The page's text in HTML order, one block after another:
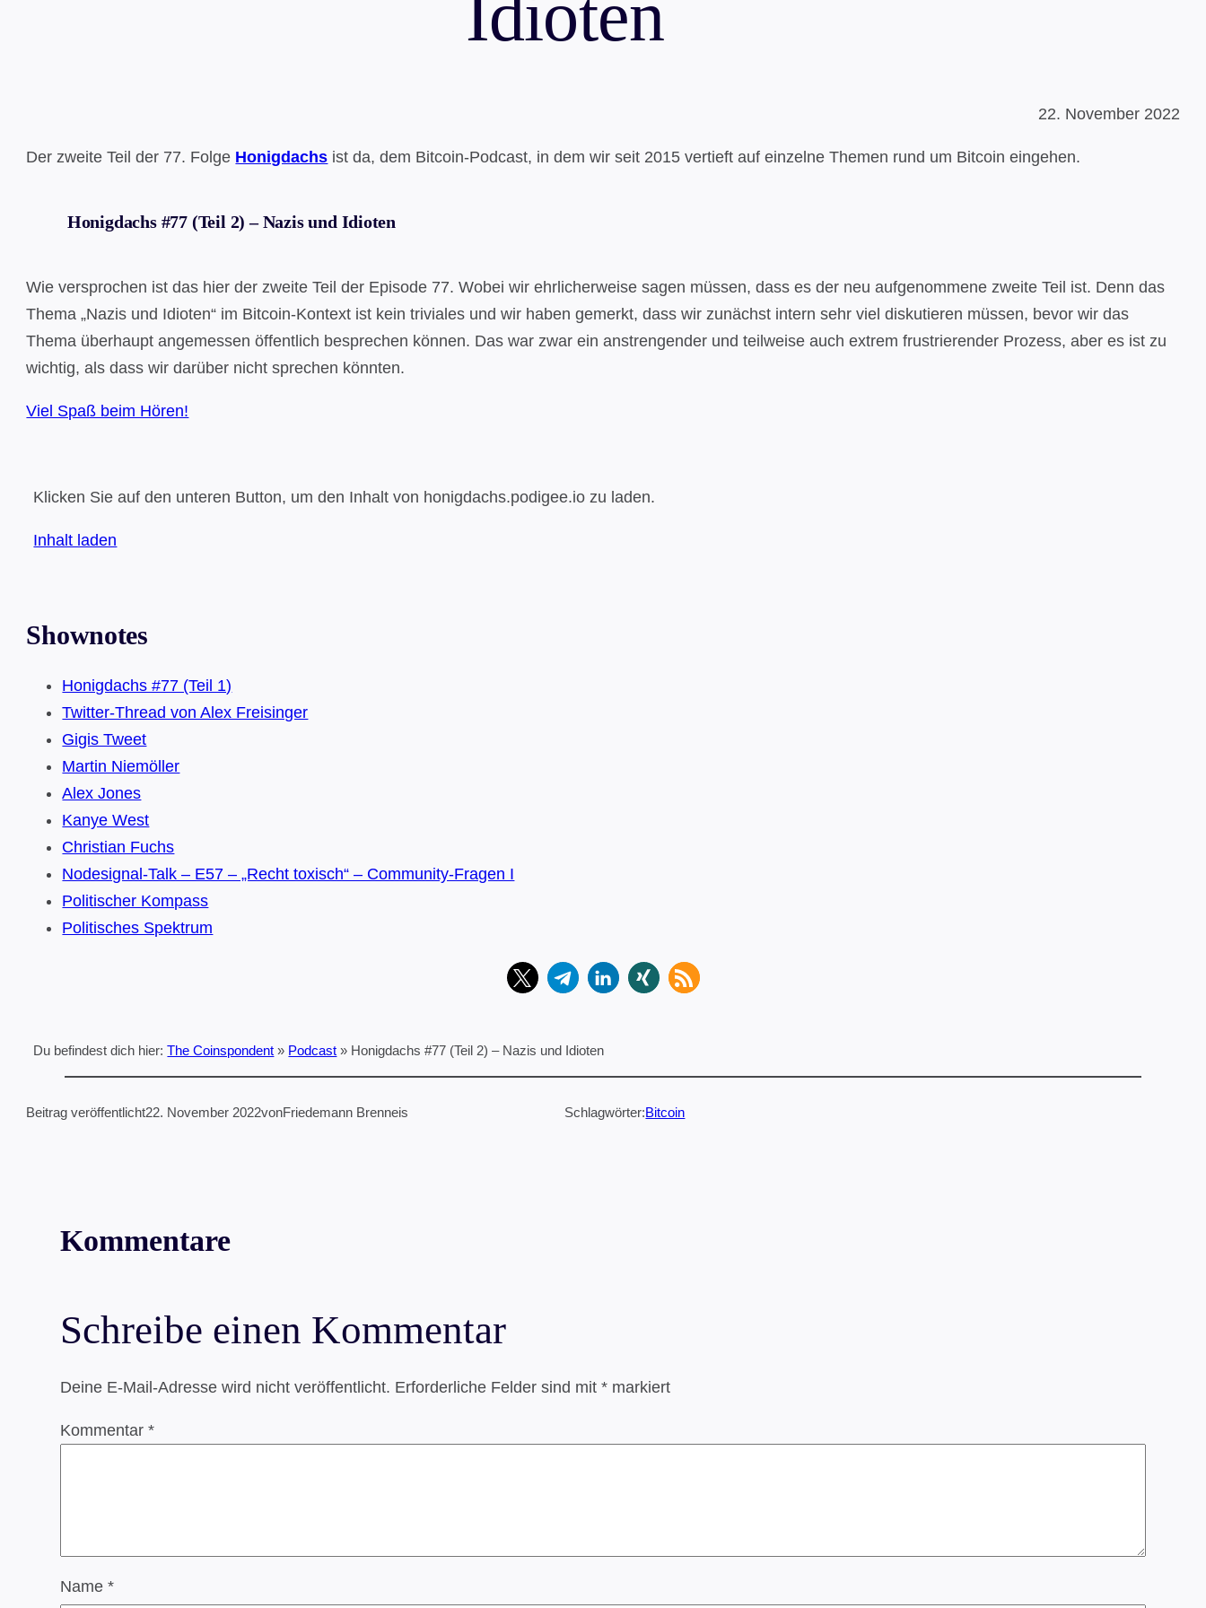
Idioten
22. November 2022
Der zweite Teil der 77. Folge Honigdachs ist da, dem Bitcoin-Podcast, in dem wir seit 2015 vertieft auf einzelne Themen rund um Bitcoin eingehen.
Honigdachs #77 (Teil 2) – Nazis und Idioten
Wie versprochen ist das hier der zweite Teil der Episode 77. Wobei wir ehrlicherweise sagen müssen, dass es der neu aufgenommene zweite Teil ist. Denn das
Thema „Nazis und Idioten“ im Bitcoin-Kontext ist kein triviales und wir haben gemerkt, dass wir zunächst intern sehr viel diskutieren müssen, bevor wir das
Thema überhaupt angemessen öffentlich besprechen können. Das war zwar ein anstrengender und teilweise auch extrem frustrierender Prozess, aber es ist zu
wichtig, als dass wir darüber nicht sprechen könnten.
Viel Spaß beim Hören!
Klicken Sie auf den unteren Button, um den Inhalt von honigdachs.podigee.io zu laden.
Inhalt laden
Shownotes
Honigdachs #77 (Teil 1)
Twitter-Thread von Alex Freisinger
Gigis Tweet
Martin Niemöller
Alex Jones
Kanye West
Christian Fuchs
Nodesignal-Talk – E57 – „Recht toxisch“ – Community-Fragen I
Politischer Kompass
Politisches Spektrum
Du befindest dich hier: The Coinspondent » Podcast » Honigdachs #77 (Teil 2) – Nazis und Idioten
Beitrag veröffentlicht22. November 2022vonFriedemann Brenneis Schlagwörter:Bitcoin
Kommentare
Schreibe einen Kommentar
Deine E-Mail-Adresse wird nicht veröffentlicht. Erforderliche Felder sind mit *markiert
Kommentar *
Name *